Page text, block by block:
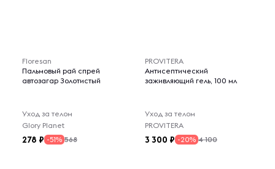
Floresan
Пальмовый рай спрей
автозагар Золотистый
Уход за телом
Glory Planet
278 -51% 568
PROVITERA
Антисептический
заживляющий гель, 100 мл
Уход за телом
PROVITERA
3 300 -20% 4 100